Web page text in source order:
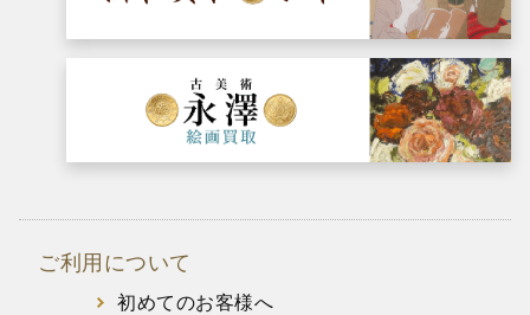
ご利用について
初めてのお客様へ